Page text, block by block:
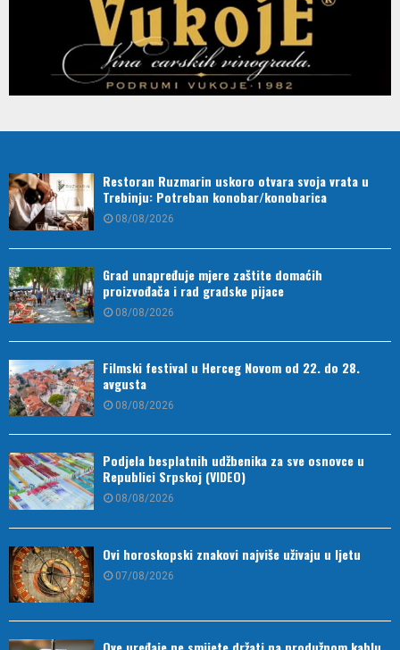
Restoran Ruzmarin uskoro otvara svoja vrata u
Trebinju: Potreban konobar/konobarica
08/08/2026
Grad unapređuje mjere zaštite domaćih
proizvođača i rad gradske pijace
08/08/2026
Filmski festival u Herceg Novom od 22. do 28.
avgusta
08/08/2026
Podjela besplatnih udžbenika za sve osnovce u
Republici Srpskoj (VIDEO)
08/08/2026
Ovi horoskopski znakovi najviše uživaju u ljetu
07/08/2026